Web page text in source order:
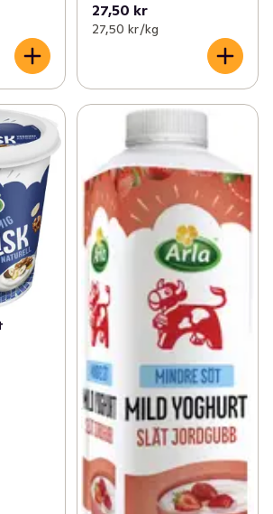
27,50 kr
27,50 kr /kg